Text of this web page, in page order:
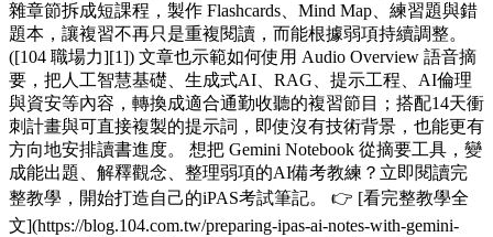
雜章節拆成短課程，製作 Flashcards、Mind Map、練習題與錯
題本，讓複習不再只是重複閱讀，而能根據弱項持續調整。
([104 職場力][1]) 文章也示範如何使用 Audio Overview 語音摘
要，把人工智慧基礎、生成式AI、RAG、提示工程、AI倫理
與資安等內容，轉換成適合通勤收聽的複習節目；搭配14天衝
刺計畫與可直接複製的提示詞，即使沒有技術背景，也能更有
方向地安排讀書進度。 想把 Gemini Notebook 從摘要工具，變
成能出題、解釋觀念、整理弱項的AI備考教練？立即閱讀完
整教學，開始打造自己的iPAS考試筆記。 👉 [看完整教學全
文](https://blog.104.com.tw/preparing-ipas-ai-notes-with-gemini-